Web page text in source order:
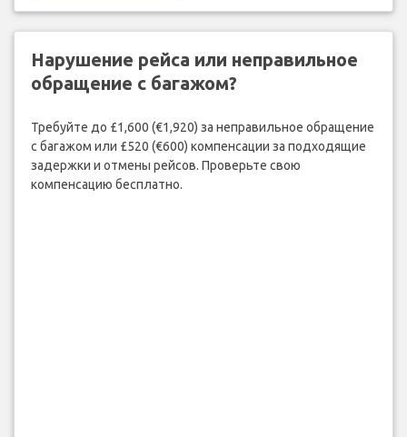
Нарушение рейса или неправильное
обращение с багажом?
Требуйте до £1,600 (€1,920) за неправильное обращение
с багажом или £520 (€600) компенсации за подходящие
задержки и отмены рейсов. Проверьте свою
компенсацию бесплатно.